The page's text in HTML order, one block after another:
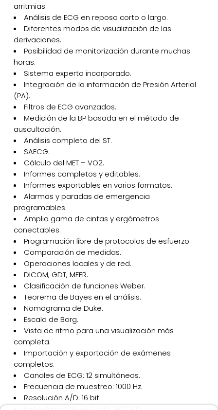
arritmias.
Análisis de ECG en reposo corto o largo.
Diferentes modos de visualización de las
derivaciones.
Posibilidad de monitorización durante muchas
horas.
Sistema experto incorporado.
Integración de la información de Presión Arterial
(PA).
Filtros de ECG avanzados.
Medición de la BP basada en el método de
auscultación.
Análisis completo del ST.
SAECG.
Cálculo del MET – VO2.
Informes completos y editables.
Informes exportables en varios formatos.
Alarmas y paradas de emergencia
programables.
Amplia gama de cintas y ergómetros
conectables.
Programación libre de protocolos de esfuerzo.
Comparación de medidas.
Operaciones locales y de red.
DICOM, GDT, MFER.
Clasificación de funciones Weber.
Teorema de Bayes en el análisis.
Nomograma de Duke.
Escala de Borg.
Vista de ritmo para una visualización más
completa.
Importación y exportación de exámenes
completos.
Canales de ECG: 12 simultáneos.
Frecuencia de muestreo: 1000 Hz.
Resolución A/D: 16 bit.